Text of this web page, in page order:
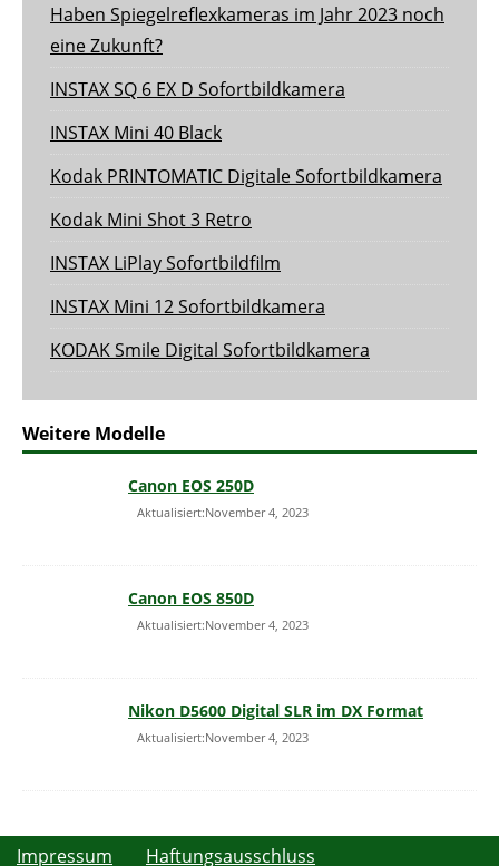
Haben Spiegelreflexkameras im Jahr 2023 noch
eine Zukunft?
INSTAX SQ 6 EX D Sofortbildkamera
INSTAX Mini 40 Black
Kodak PRINTOMATIC Digitale Sofortbildkamera
Kodak Mini Shot 3 Retro
INSTAX LiPlay Sofortbildfilm
INSTAX Mini 12 Sofortbildkamera
KODAK Smile Digital Sofortbildkamera
Weitere Modelle
Canon EOS 250D
Aktualisiert:November 4, 2023
Canon EOS 850D
Aktualisiert:November 4, 2023
Nikon D5600 Digital SLR im DX Format
Aktualisiert:November 4, 2023
Impressum Haftungsausschluss